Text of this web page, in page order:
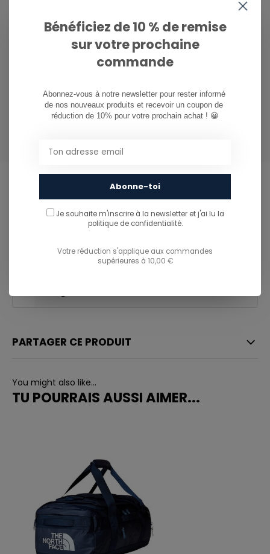
Modes de portage: anses,bandoulière rembourrée
et bretelles dissimulables pour porter le sac comme un
sac à dos ou un duffel classique.
Un sac robuste, fonctionnel et bien organisé, parfait pour
voyager, partir en week-end ou transporter facilement
ton équipement avec style.
CAN WE HELP?
Service à la clientèle:
PARTAGER CE PRODUIT
You might also like...
TU POURRAIS AUSSI AIMER...
Bénéficiez de 10 % de remise
sur votre prochaine
commande
Abonnez-vous à notre newsletter pour rester informé
de nos nouveaux produits et recevoir un coupon de
réduction de 10% pour votre prochain achat ! 😀
Abonne-toi
Je souhaite m'inscrire à la newsletter et j'ai lu la
politique de confidentialité.
Votre réduction s'applique aux commandes
supérieures à 10,00 €